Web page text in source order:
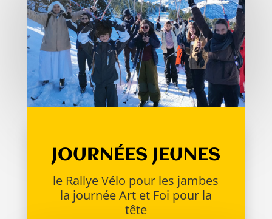
JOURNÉES JEUNES
le Rallye Vélo pour les jambes
la journée Art et Foi pour la
tête